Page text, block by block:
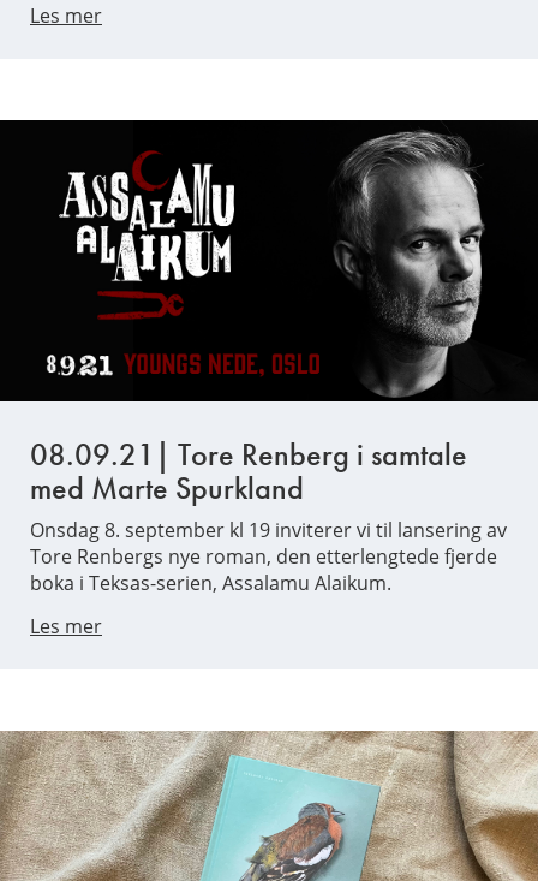
Les mer
08.09.21| Tore Renberg i samtale
med Marte Spurkland
Onsdag 8. september kl 19 inviterer vi til lansering av
Tore Renbergs nye roman, den etterlengtede fjerde
boka i Teksas-serien, Assalamu Alaikum.
Les mer